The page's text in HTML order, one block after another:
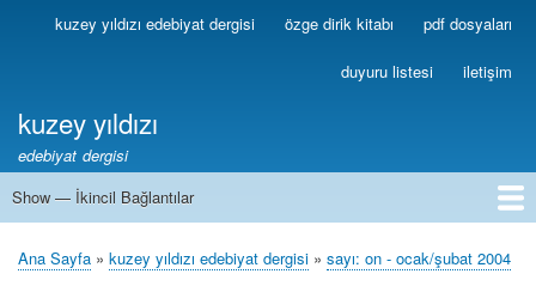
Ana
içeriğe
Birincilkuzey yıldızı edebiyat dergisi özge dirik kitabı pdf dosyaları
duyuru listesi iletişim
kuzey yıldızı
edebiyat dergisi
İkincil
Show — İkincil Bağlantılar
1
2
3
4
5
6
7
8
9
10
11
12
13
Sayfa
Ana Sayfa kuzey yıldızı edebiyat dergisi sayı: on - ocak/şubat 2004